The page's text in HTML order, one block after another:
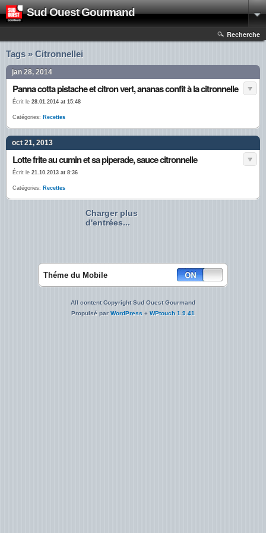
Sud Ouest Gourmand
Recherche
Tags » Citronnellei
jan 28, 2014
Panna cotta pistache et citron vert, ananas confit à la citronnelle
Écrit le 28.01.2014 at 15:48
Catégories: Recettes
oct 21, 2013
Lotte frite au cumin et sa piperade, sauce citronnelle
Écrit le 21.10.2013 at 8:36
Catégories: Recettes
Charger plus
d'entrées...
Théme du Mobile
All content Copyright Sud Ouest Gourmand
Propulsé parWordPress + WPtouch 1.9.41